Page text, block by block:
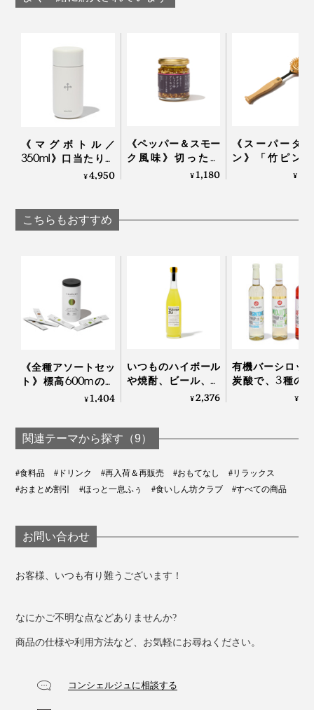
口の中で香ばしさが弾けるよう、あえて角にほんの
り“おこげ”をつける細やかな焼き加減も職人の手作業
長い道のりを辿って生まれた、香りの炒り餅なのです。
強い葉の部分ではなく、うまみをたっぷり蓄えたやわら
りや風味も引き立つ一杯に。
抽出したお茶の水色は、日が沈む夕焼け空を想わせる琥
珀色。
だから、太陽が沈む方角から「西」と名付けられまし
た。
カフェインが少ないので、一日のおわりにほっとひと息
るよう、ティーバック1袋ずつ「茶葉」と「炒り餅」を
よく振って引き上げるだけ。
湯量もあくまで目安なので、急須でたっぷり淹れても、
カップで2煎目を注いでもOK。
お好みの濃さでお楽しみください。
朝、仕事をはじめる前の一杯に。デスクワークや会議の
で、深呼吸を。
玄米茶だから、もちろんお食事との相性もよく、いつで
ル
《マグボトル／
350ml》口当たりの
いい飲み口、ひとひ
入ルオリジナルボト
ル
¥4,950
《ペッパー＆スモー
ク風味》切っただ
け・ゆでただけの食
¥1,180
《スーパータ
ン》「竹ピン
「しなり」で、
¥
こちらもおすすめ
《全種アソートセッ
ト》標高600mの静
岡・有機茶畑で育っ
茶パウダー（10
本）」｜THE
¥1,404
いつものハイボール
や焼酎、ビール、紅
茶に入れるだけで、
プ」｜YUZU SYRUP
¥2,376
有機バーシロッ
炭酸で、3種の
ドリンク
¥
関連テーマから探す（9）
#食料品 #ドリンク #再入荷＆再販売 #おもてなし
#リラックス
#おまとめ割引
#ほっと一息ふぅ #食いしん坊クラブ #すべての商品
お問い合わせ
お客様、いつも有り難うございます！
なにかご不明な点などありませんか?
商品の仕様や利用方法など、お気軽にお尋ねください。
コンシェルジュに相談する